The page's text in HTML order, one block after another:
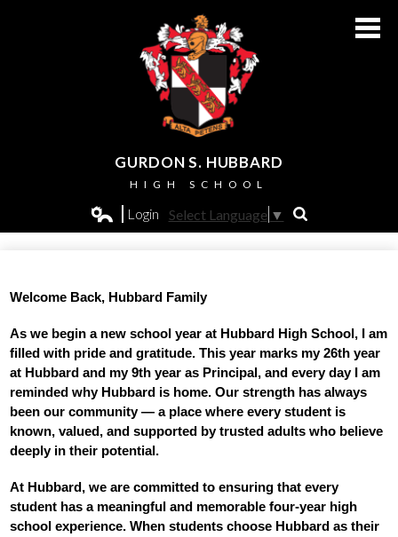
to
main
content
GURDON S. HUBBARD
HIGH SCHOOL
Academics
Students
Athletics
Parents
Alumni
Edlio
Login Select Language ▼
Search
Welcome Back, Hubbard Family
As we begin a new school year at Hubbard High School, I am
filled with pride and gratitude. This year marks my 26th year
at Hubbard and my 9th year as Principal, and every day I am
reminded why Hubbard is home. Our strength has always
been our community — a place where every student is
known, valued, and supported by trusted adults who believe
deeply in their potential.
At Hubbard, we are committed to ensuring that every
student has a meaningful and memorable four‑year high
school experience. When students choose Hubbard as their